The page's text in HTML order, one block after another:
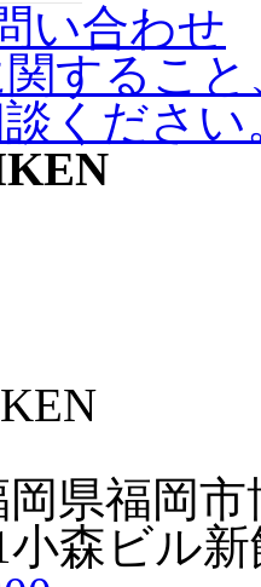
い合わせ
すること
ください
岡県福岡
森ビル